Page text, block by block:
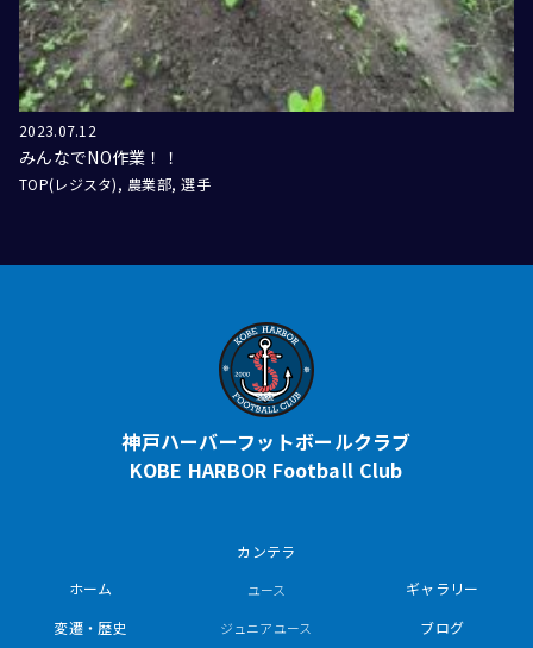
2023.07.12
みんなでNO作業！！
TOP(レジスタ) 農業部 選手
神戸ハーバーフットボールクラブ
KOBE HARBOR Football Club
ホーム
変遷・歴史
カンテラ
ユース
ジュニアユース
ギャラリー
ブログ